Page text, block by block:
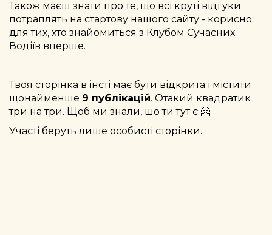
Також маєш знати про те, що всі круті відгуки
потраплять на стартову нашого сайту - корисно
для тих, хто знайомиться з Клубом Сучасних
Водіїв вперше.
Твоя сторінка в інсті має бути відкрита і містити
щонайменше 9 публікацій. Отакий квадратик
три на три. Щоб ми знали, шо ти тут є 🤗
Участі беруть лише особисті сторінки.